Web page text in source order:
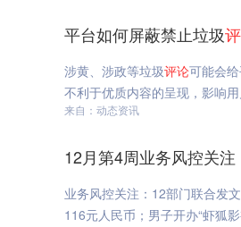
平台如何屏蔽禁止垃圾
涉黄、涉政等垃圾评论可能会
不利于优质内容的呈现，影响
来自：动态资讯
12月第4周业务风控关
业务风控关注：12部门联合发
116元人民币；男子开办“虾狐